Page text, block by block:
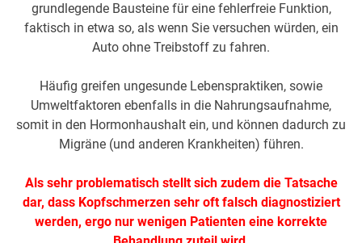
grundlegende Bausteine für eine fehlerfreie Funktion,
faktisch in etwa so, als wenn Sie versuchen würden, ein
Auto ohne Treibstoff zu fahren.
Häufig greifen ungesunde Lebenspraktiken, sowie
Umweltfaktoren ebenfalls in die Nahrungsaufnahme,
somit in den Hormonhaushalt ein, und können dadurch zu
Migräne (und anderen Krankheiten) führen.
Als sehr problematisch stellt sich zudem die Tatsache
dar, dass Kopfschmerzen sehr oft falsch diagnostiziert
werden, ergo nur wenigen Patienten eine korrekte